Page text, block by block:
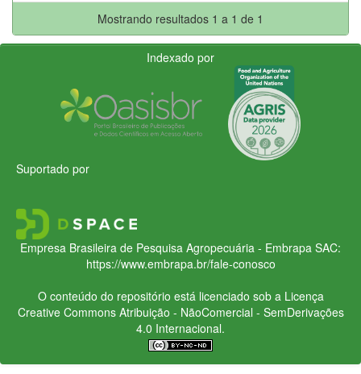
Mostrando resultados 1 a 1 de 1
Indexado por
Suportado por
Empresa Brasileira de Pesquisa Agropecuária - Embrapa SAC:
https://www.embrapa.br/fale-conosco
O conteúdo do repositório está licenciado sob a Licença
Creative CommonsAtribuição - NãoComercial - SemDerivações
4.0 Internacional.